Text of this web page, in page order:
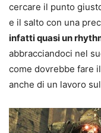
cercare il punto
e il salto con una
infatti quasi un
abbracciandoci nel
come dovrebbe fare
anche di un lavoro